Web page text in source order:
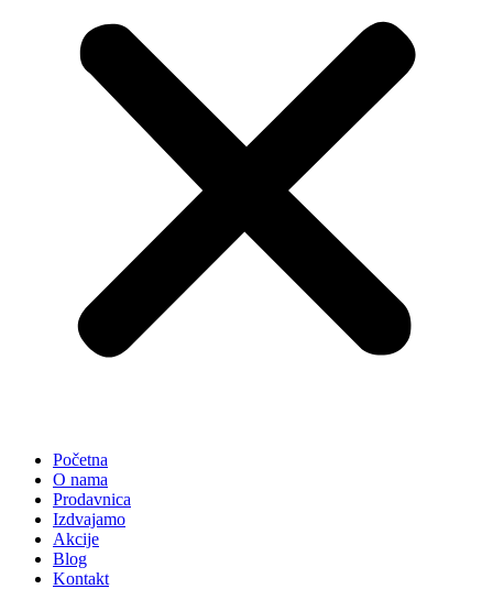
Početna
O nama
Prodavnica
Izdvajamo
Akcije
Blog
Kontakt